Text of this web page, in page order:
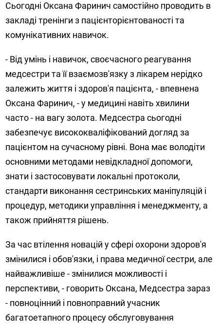
Сьогодні Оксана Фаринич самостійно проводить в
закладі тренінги з пацієнторієнтованості та
комунікативних навичок.
- Від умінь і навичок, своєчасного реагування
медсестри та її взаємозв'язку з лікарем нерідко
залежить життя і здоров'я пацієнта, - впевнена
Оксана Фаринич, - у медицині навіть хвилини
часто - на вагу золота. Медсестра сьогодні
забезпечує висококваліфікований догляд за
пацієнтом на сучасному рівні. Вона має володіти
основними методами невідкладної допомоги,
знати і застосовувати локальні протоколи,
стандарти виконання сестринських маніпуляцій і
процедур, методики управління і менеджменту, а
також прийняття рішень.
За час втілення новацій у сфері охорони здоров'я
змінилися і обов'язки, і права медичної сестри, але
найважливіше - змінилися можливості і
перспективи, - говорить Оксана, Медсестра зараз
- повноцінний і повноправний учасник
багатоетапного процесу обслуговування